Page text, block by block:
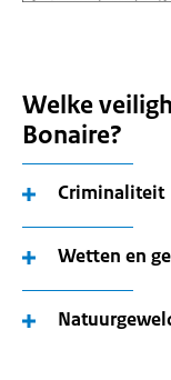
Welke
Bonaire?
Criminaliteit
Wetten en